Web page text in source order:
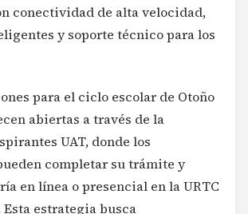
conectividad de alta velocidad,
y soporte técnico para los
para el ciclo escolar de Otoño
abiertas a través de la
UAT, donde los
completar su trámite y
en línea o presencial en la URTC
Esta estrategia busca